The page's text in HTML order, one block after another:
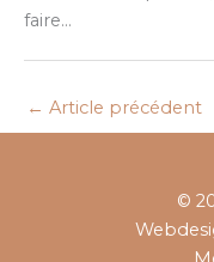
faire…
← Article précédent
©